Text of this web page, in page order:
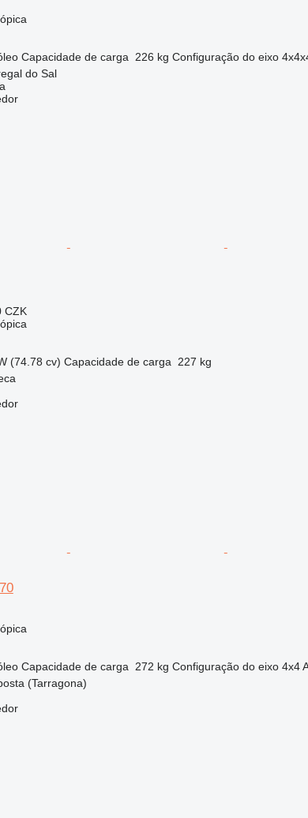
Capacidade de carga 226 kg Configuração do eixo
do Sal
CZK
(74.78 cv) Capacidade de carga
227 kg
Capacidade de carga 272 kg Configuração do eixo 4x4
(Tarragona)